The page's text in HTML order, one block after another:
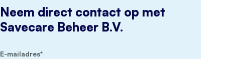
Neem direct contact op met
Savecare Beheer B.V.
E-mailadres